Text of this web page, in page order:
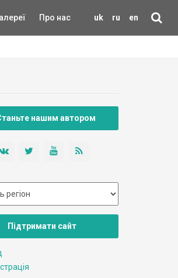
uk ru en
Про нас
нашим автором
Підтримати сайт